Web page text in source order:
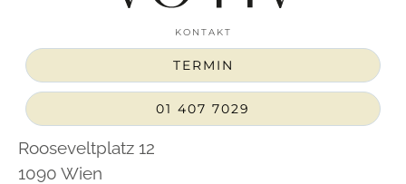
KONTAKT
TERMIN
01 407 7029
Rooseveltplatz 12
1090 Wien